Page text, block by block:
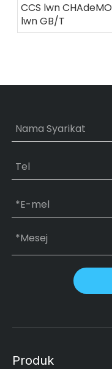
CCS lwn CHAdeMO
lwn GB/T
Produk